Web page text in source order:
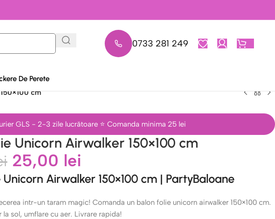
0733 281 249
De Perete
cm
GLS - 2-3 zile lucrătoare ⭐ Comanda minima 25 lei
Unicorn Airwalker 150×100 cm
25,00 lei
Unicorn Airwalker 150×100 cm | PartyBaloane
intr-un taram magic! Comanda un balon folie unicorn airwalker 150×100 cm.
la sol, umflare cu aer. Livrare rapida!